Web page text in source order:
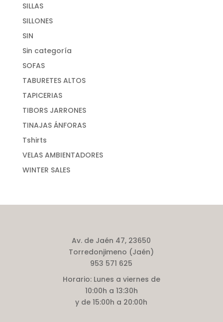
SILLAS
SILLONES
SIN
Sin categoría
SOFAS
TABURETES ALTOS
TAPICERIAS
TIBORS JARRONES
TINAJAS ÁNFORAS
Tshirts
VELAS AMBIENTADORES
WINTER SALES
Av. de Jaén 47, 23650
Torredonjimeno (Jaén)
953 571 625
Horario:Lunes a viernes de
10:00h a 13:30h
y de 15:00h a 20:00h